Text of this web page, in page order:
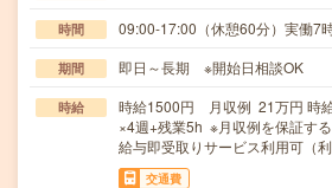
時間 09:00-17:00（休憩60分）実働7
期間 即日～長期 ※開始日相談OK
時給
時給1500円 月収例 21万円 時
×4週+残業5h ※月収例を保証す
給与即受取りサービス利用可（利
交通費